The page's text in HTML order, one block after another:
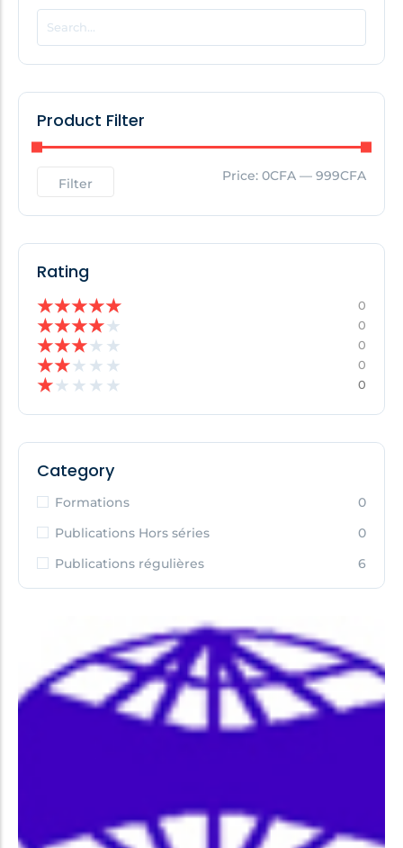
POPULAR THIS WEEK
No Posts Found!
No Posts Found!
Product Filter
Filter Price: 0CFA — 999CFA
Rating
★★★★★ 0
★★★★★ 0
★★★★ ★ 0
★★★ ★ ★ 0
★★ ★ ★ ★ 0
Category
Formations
0
Publications Hors séries
0
Publications régulières
6